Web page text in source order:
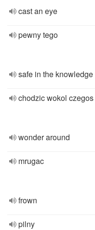
cast an eye
pewny tego
safe in the knowledge
chodzic wokol czegos
wonder around
mrugac
frown
pilny